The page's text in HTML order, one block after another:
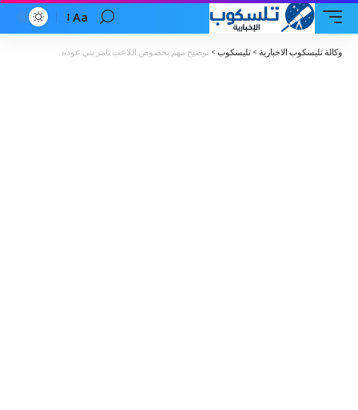
Font
Aa
وكالة تليسكوب الاخبارية > تليسكوب > توضيح مهم بخصوص اللاعب تامر بني عوده